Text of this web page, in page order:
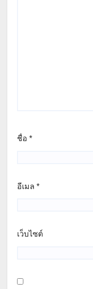
ชื่อ *
อีเมล *
เว็บไซต์